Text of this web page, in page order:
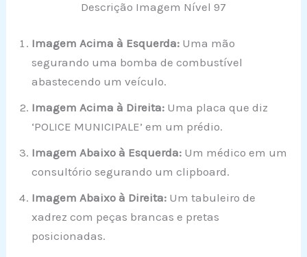
Descrição Imagem Nível 97
Imagem Acima à Esquerda: Uma mão
segurando uma bomba de combustível
abastecendo um veículo.
Imagem Acima à Direita: Uma placa que diz
‘POLICE MUNICIPALE’ em um prédio.
Imagem Abaixo à Esquerda: Um médico em um
consultório segurando um clipboard.
Imagem Abaixo à Direita: Um tabuleiro de
xadrez com peças brancas e pretas
posicionadas.